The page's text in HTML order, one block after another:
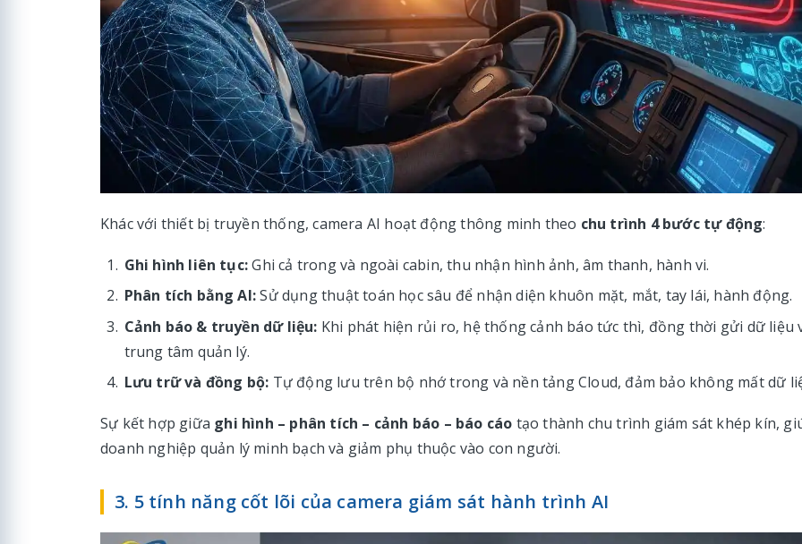
Khác với thiết bị truyền thống, camera AI hoạt động thông minh theo chu trình 4 bước tự động:
Ghi hình liên tục:Ghi cả trong và ngoài cabin, thu nhận hình ảnh, âm thanh, hành vi.
Phân tích bằng AI:Sử dụng thuật toán học sâu để nhận diện khuôn mặt, mắt, tay lái, hành động.
Cảnh báo & truyền dữ liệu: Khi phát hiện rủi ro, hệ thống cảnh báo tức thì, đồng thời gửi dữ liệu
trung tâm quản lý.
Lưu trữ và đồng bộ: Tự động lưu trên bộ nhớ trong và nền tảng Cloud, đảm bảo không mất dữ
Sự kết hợp giữa ghi hình – phân tích – cảnh báo – báo cáo tạo thành chu trình giám sát khép kín,
doanh nghiệp quản lý minh bạch và giảm phụ thuộc vào con người.
3. 5 tính năng cốt lõi của camera giám sát hành trình AI